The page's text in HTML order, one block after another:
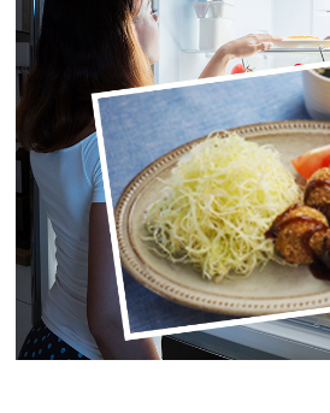
総合TOP
JOYFIT
JOYFIT24